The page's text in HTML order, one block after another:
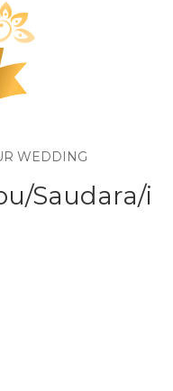
WEDDING
Saudara/i